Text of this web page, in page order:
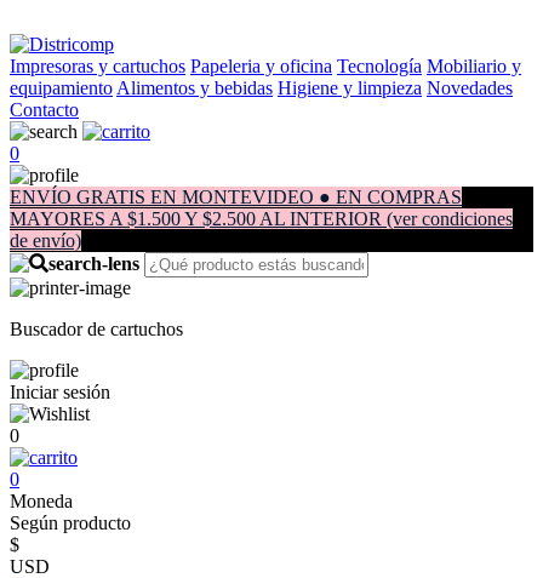
Impresoras y cartuchos Papeleria y oficina Tecnología Mobiliario y
equipamiento Alimentos y bebidas Higiene y limpieza Novedades
Contacto
0
ENVÍO GRATIS EN MONTEVIDEO ● EN COMPRAS
MAYORES A $1.500 Y $2.500 AL INTERIOR (ver condiciones
de envío)
Buscador de cartuchos
Iniciar sesión
0
0
Moneda
Según producto
$
USD